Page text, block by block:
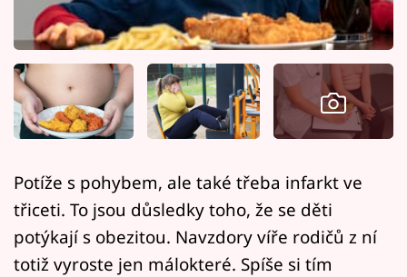
Filmový festival Karlovy Vary
Pořady
Mámy sobě
Sledujte nás
Potíže s pohybem, ale také třeba infarkt ve
třiceti. To jsou důsledky toho, že se děti
potýkají s obezitou. Navzdory víře rodičů z ní
totiž vyroste jen málokteré. Spíše si tím